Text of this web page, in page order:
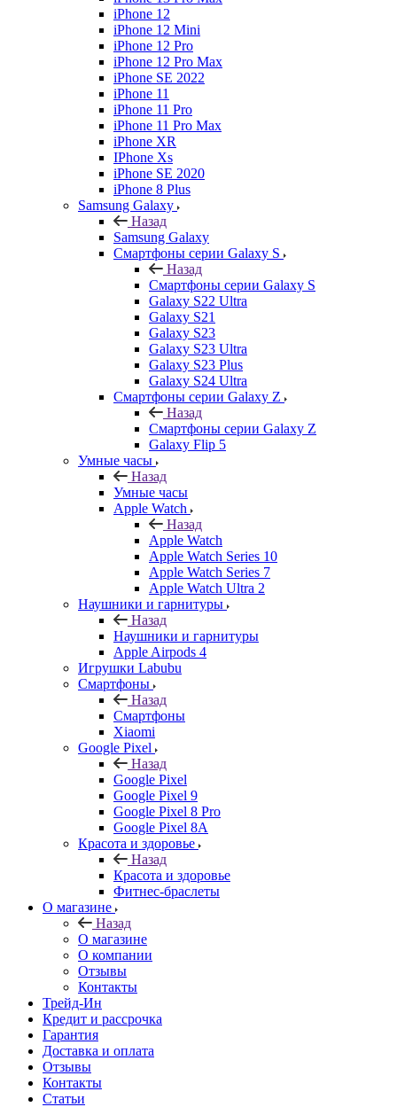
iPhone 12
iPhone 12 Mini
iPhone 12 Pro
iPhone 12 Pro Max
iPhone SE 2022
iPhone 11
iPhone 11 Pro
iPhone 11 Pro Max
iPhone XR
IPhone Xs
iPhone SE 2020
iPhone 8 Plus
Samsung Galaxy
Назад
Samsung Galaxy
Смартфоны серии Galaxy S
Назад
Смартфоны серии Galaxy S
Galaxy S22 Ultra
Galaxy S21
Galaxy S23
Galaxy S23 Ultra
Galaxy S23 Plus
Galaxy S24 Ultra
Смартфоны серии Galaxy Z
Назад
Смартфоны серии Galaxy Z
Galaxy Flip 5
Умные часы
Назад
Умные часы
Apple Watch
Назад
Apple Watch
Apple Watch Series 10
Apple Watch Series 7
Apple Watch Ultra 2
Наушники и гарнитуры
Назад
Наушники и гарнитуры
Apple Airpods 4
Игрушки Labubu
Смартфоны
Назад
Смартфоны
Xiaomi
Google Pixel
Назад
Google Pixel
Google Pixel 9
Google Pixel 8 Pro
Google Pixel 8A
Красота и здоровье
Назад
Красота и здоровье
Фитнес-браслеты
О магазине
Назад
О магазине
О компании
Отзывы
Контакты
Трейд-Ин
Кредит и рассрочка
Гарантия
Доставка и оплата
Отзывы
Контакты
Статьи